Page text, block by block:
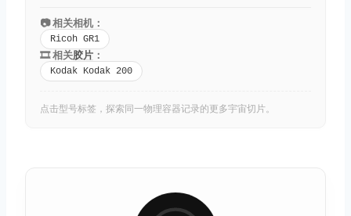
📷 相关相机：
Ricoh GR1
🎞️ 相关胶片 ：
Kodak Kodak 200
点击型号标签，探索同一物理容器记录的更多宇宙切片。